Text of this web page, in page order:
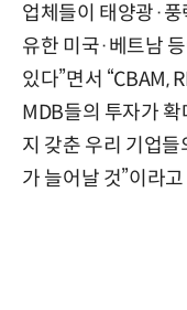
업체들이 태양광·
유한 미국·베트남
있다”면서 “CBAM,
MDB들의 투자가
지 갖춘 우리 기업들
가 늘어날 것”이라